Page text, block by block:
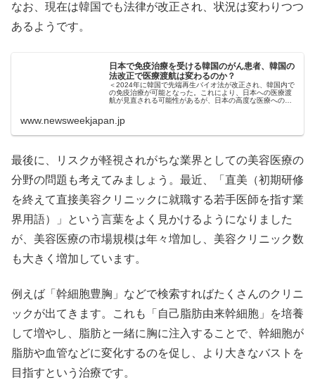
なお、現在は韓国でも法律が改正され、状況は変わりつつ
あるようです。
日本で免疫治療を受ける韓国のがん患者、韓国の
法改正で医療渡航は変わるのか？
＜2024年に韓国で先端再生バイオ法が改正され、韓国内で
の免疫治療が可能となった。これにより、日本への医療渡
航が見直される可能性があるが、日本の高度な医療への信
www.newsweekjapan.jp
最後に、リスクが軽視されがちな業界としての美容医療の
分野の問題も考えてみましょう。最近、「直美（初期研修
を終えて直接美容クリニックに就職する若手医師を指す業
界用語）」という言葉をよく見かけるようになりました
が、美容医療の市場規模は年々増加し、美容クリニック数
も大きく増加しています。
例えば「幹細胞豊胸」などで検索すればたくさんのクリニ
ックが出てきます。これも「自己脂肪由来幹細胞」を培養
して増やし、脂肪と一緒に胸に注入することで、幹細胞が
脂肪や血管などに変化するのを促し、より大きなバストを
目指すという治療です。